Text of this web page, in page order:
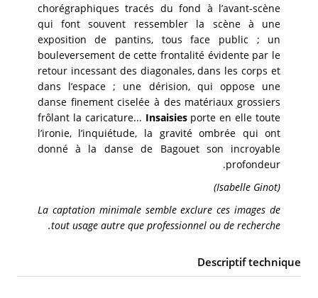
chorégraphiques tracés du fond à l’avant-scène
qui font souvent ressembler la scène à une
exposition de pantins, tous face public ; un
bouleversement de cette frontalité évidente par le
retour incessant des diagonales, dans les corps et
dans l’espace ; une dérision, qui oppose une
danse finement ciselée à des matériaux grossiers
frôlant la caricature... Insaisiesporte en elle toute
l’ironie, l’inquiétude, la gravité ombrée qui ont
donné à la danse de Bagouet son incroyable
profondeur.
(Isabelle Ginot)
La captation minimale semble exclure ces images de
tout usage autre que professionnel ou de recherche.
Descriptif technique